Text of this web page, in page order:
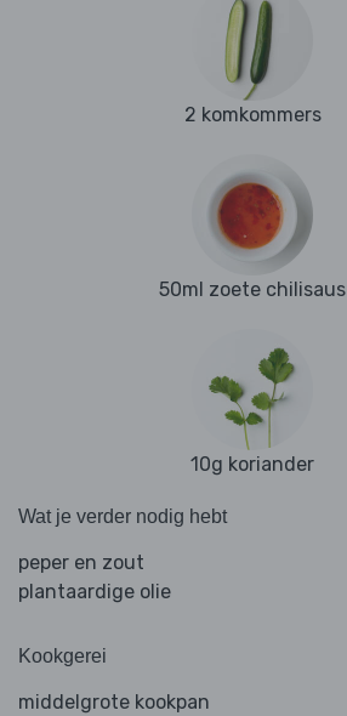
2 komkommers
50ml zoete chilisaus
10g koriander
Wat je verder nodig hebt
peper en zout
plantaardige olie
Kookgerei
middelgrote kookpan